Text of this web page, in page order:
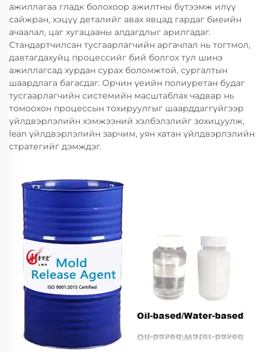
ажиллагаа гладк болохоор ажилтны бүтээмж илүү
сайжран, хэцүү деталийг авах явцад гардаг биеийн
ачаалал, цаг хугацааны алдагдлыг арилгадаг.
Стандартчилсан тусгаарлагчийн аргачлал нь тогтмол,
давтагдахуйц процессийг бий болгох тул шинэ
ажиллагсад хурдан сурах боломжтой, сургалтын
шаардлага багасдаг. Орчин үеийн полиуретан будаг
тусгаарлагчийн системийн масштаблах чадвар нь
томоохон процессын тохируулгыг шаарддаггүйгээр
үйлдвэрлэлийн хэмжээний хэлбэлзлийг зохицуулж,
lean үйлдвэрлэлийн зарчим, уян хатан үйлдвэрлэлийн
стратегийг дэмждэг.